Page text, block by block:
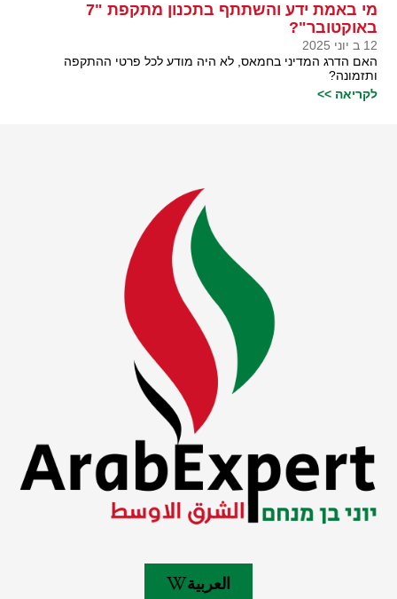
מי באמת ידע והשתתף בתכנון מתקפת "7
באוקטובר"?
12 ב יוני 2025
האם הדרג המדיני בחמאס, לא היה מודע לכל פרטי ההתקפה
ותזמונה?
לקריאה >>
العربية